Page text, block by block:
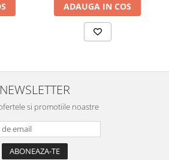
ADAUGA IN COS
NEWSLETTER
si promotiile noastre